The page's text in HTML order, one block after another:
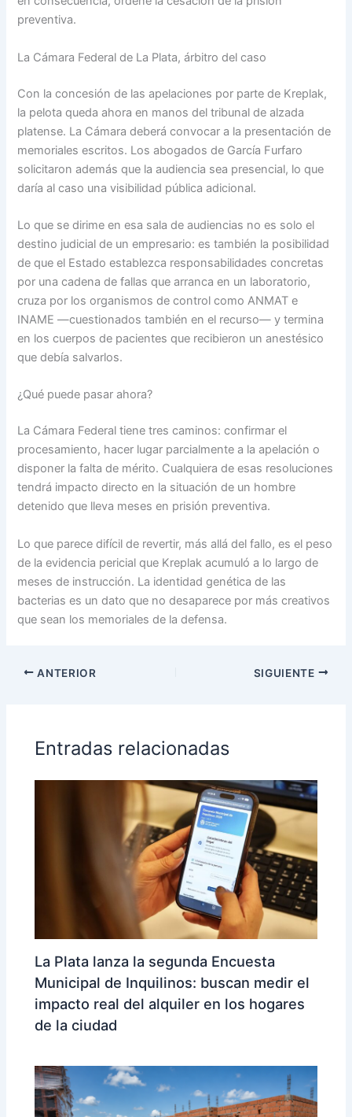
preventiva.
La Cámara Federal de La Plata, árbitro del caso
Con la concesión de las apelaciones por parte de Kreplak,
la pelota queda ahora en manos del tribunal de alzada
platense. La Cámara deberá convocar a la presentación de
memoriales escritos. Los abogados de García Furfaro
solicitaron además que la audiencia sea presencial, lo que
daría al caso una visibilidad pública adicional.
Lo que se dirime en esa sala de audiencias no es solo el
destino judicial de un empresario: es también la posibilidad
de que el Estado establezca responsabilidades concretas
por una cadena de fallas que arranca en un laboratorio,
cruza por los organismos de control como ANMAT e
INAME —cuestionados también en el recurso— y termina
en los cuerpos de pacientes que recibieron un anestésico
que debía salvarlos.
¿Qué puede pasar ahora?
La Cámara Federal tiene tres caminos: confirmar el
procesamiento, hacer lugar parcialmente a la apelación o
disponer la falta de mérito. Cualquiera de esas resoluciones
tendrá impacto directo en la situación de un hombre
detenido que lleva meses en prisión preventiva.
Lo que parece difícil de revertir, más allá del fallo, es el peso
de la evidencia pericial que Kreplak acumuló a lo largo de
meses de instrucción. La identidad genética de las
bacterias es un dato que no desaparece por más creativos
que sean los memoriales de la defensa.
ANTERIOR SIGUIENTE
Entradas relacionadas
La Plata lanza la segunda Encuesta
Municipal de Inquilinos: buscan medir el
impacto real del alquiler en los hogares
de la ciudad